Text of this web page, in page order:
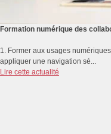
Formation numérique des
1. Former aux usages
appliquer une navigation sé...
Lire cette actualité